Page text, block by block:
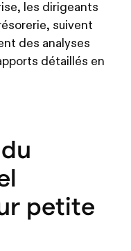
les dirigeants
suivent
des analyses
détaillés en
petite